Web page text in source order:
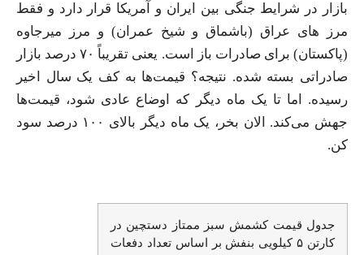
بازار در شرایط جنگی بین ایران و آمریکا قرار دارد و فقط
مرز های عراق (باشماق و شیخ عمران) و مرز میرجاوه
(پاکستان) برای صادرات باز است. یعنی تقریباً ۷۰ درصد بازار
صادراتی بسته شده. نتیجه؟ قیمت‌ها به کف یک سال اخیر
رسیده. اما تا یک ماه دیگر که اوضاع عادی شود، قیمت‌ها
جهش می‌کند. الان بخر، یک ماه دیگر بالای ۱۰۰ درصد سود
کن.
جدول قیمت کشمش سبز ممتاز دستچین در
کارتن ۵ کیلویی بنفش بر اساس تعداد دفعات